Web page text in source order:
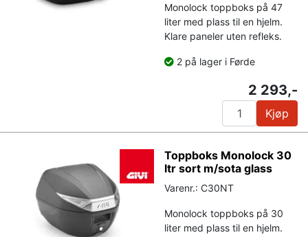
Monolock toppboks på 47
liter med plass til en hjelm.
Klare paneler uten refleks.
2 på lager i Førde
2 293,-
Kjøp
Toppboks Monolock 30
ltr sort m/sota glass
Varenr.: C30NT
Monolock toppboks på 30
liter med plass til en hjelm.